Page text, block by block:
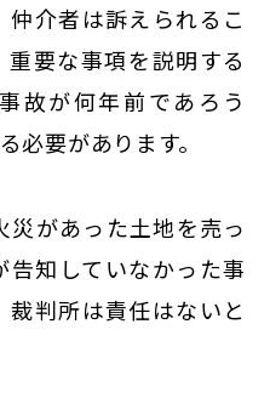
介者は訴えられるこ
要な事項を説明する
故が何年前であろう
必要があります。
があった土地を売っ
知していなかった事
判所は責任はないと